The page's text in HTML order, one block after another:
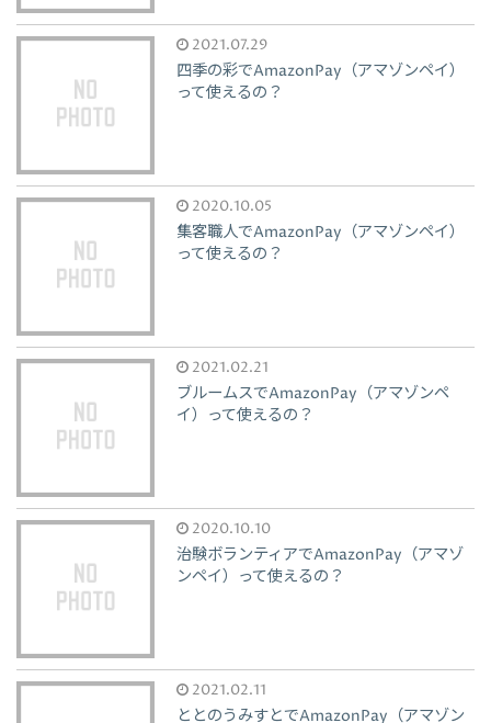
2021.07.29
四季の彩でAmazonPay（アマゾンペイ）
って使えるの？
2020.10.05
集客職人でAmazonPay（アマゾンペイ）
って使えるの？
2021.02.21
ブルームスでAmazonPay（アマゾンペ
イ）って使えるの？
2020.10.10
治験ボランティアでAmazonPay（アマゾ
ンペイ）って使えるの？
2021.02.11
ととのうみすとでAmazonPay（アマゾン